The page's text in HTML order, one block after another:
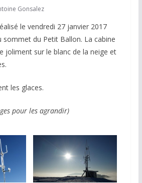
Gonsalez
le vendredi 27 janvier 2017
sommet du Petit Ballon. La cabine
joliment sur le blanc de la neige et
les glaces.
pour les agrandir)